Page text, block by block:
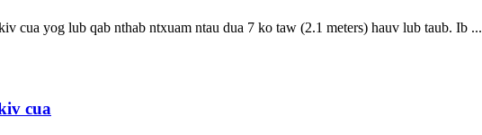
cua yog lub qab nthab ntxuam ntau dua 7 ko taw (2.1 meters) hauv lub taub. Ib ...
cua